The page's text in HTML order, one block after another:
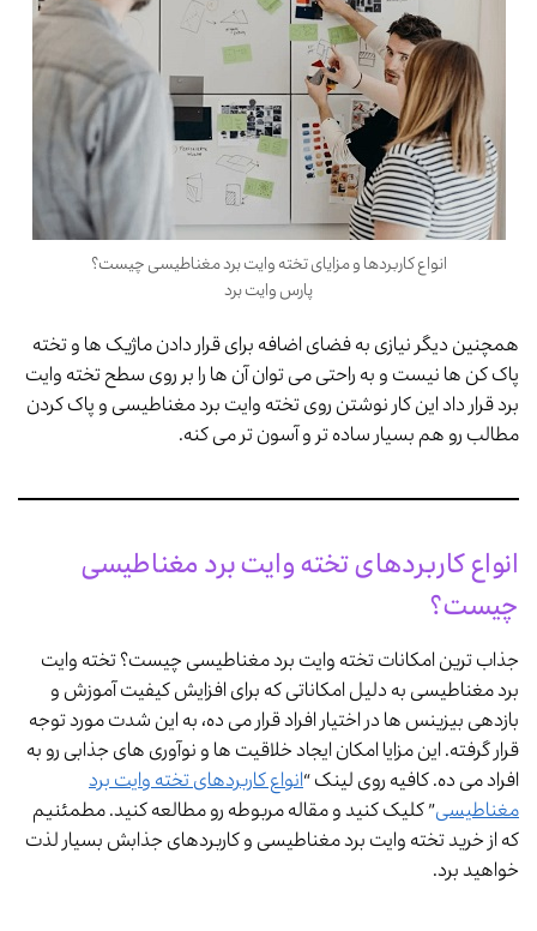
انواع کاربردها و مزایای تخته وایت برد مغناطیسی چیست؟
پارس وایت برد
همچنین دیگر نیازی به فضای اضافه برای قرار دادن ماژیک ها و تخته
پاک کن ها نیست و به راحتی می توان آن ها را بر روی سطح تخته وایت
برد قرار داد این کار نوشتن روی تخته وایت برد مغناطیسی و پاک کردن
مطالب رو هم بسیار ساده تر و آسون تر می کنه.
انواع کاربردهای تخته وایت برد مغناطیسی
چیست؟
جذاب ترین امکانات تخته وایت برد مغناطیسی چیست؟ تخته وایت
برد مغناطیسی به دلیل امکاناتی که برای افزایش کیفیت آموزش و
بازدهی بیزینس ها در اختیار افراد قرار می ده، به این شدت مورد توجه
قرار گرفته. این مزایا امکان ایجاد خلاقیت ها و نوآوری های جذابی رو به
افراد می ده. کافیه روی لینک “انواع کاربردهای تخته وایت برد
مغناطیسی” کلیک کنید و مقاله مربوطه رو مطالعه کنید. مطمئنیم
که از خرید تخته وایت برد مغناطیسی و کاربردهای جذابش بسیار لذت
خواهید برد.